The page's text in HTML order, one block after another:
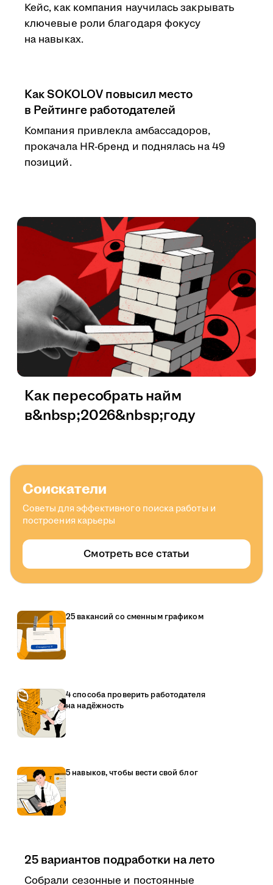
Кейс, как компания научилась закрывать
ключевые роли благодаря фокусу
на навыках.
Как SOKOLOV повысил место
в Рейтинге работодателей
Компания привлекла амбассадоров,
прокачала HR-бренд и поднялась на 49
позиций.
Как пересобрать найм
в&nbsp;2026&nbsp;году
Соискатели
Советы для эффективного поиска работы и
построения карьеры
Смотреть все статьи
25 вакансий со сменным графиком
4 способа проверить работодателя
на надёжность
5 навыков, чтобы вести свой блог
25 вариантов подработки на лето
Собрали сезонные и постоянные